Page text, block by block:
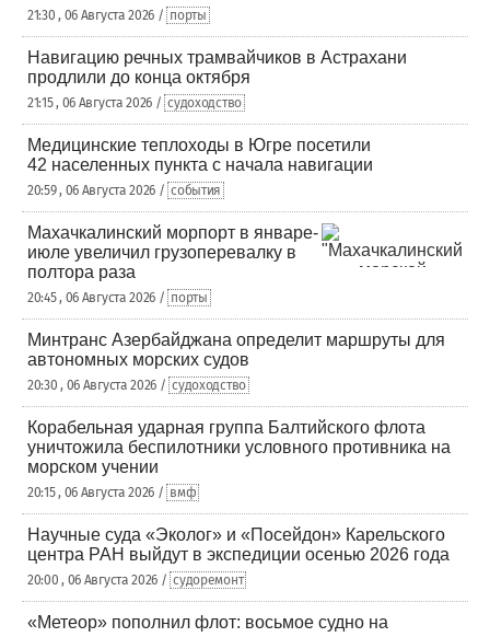
21:30 , 06 Августа 2026 / порты
Навигацию речных трамвайчиков в Астрахани
продлили до конца октября
21:15 , 06 Августа 2026 / судоходство
Медицинские теплоходы в Югре посетили
42 населенных пункта с начала навигации
20:59 , 06 Августа 2026 / события
Махачкалинский морпорт в январе-
июле увеличил грузоперевалку в
полтора раза
20:45 , 06 Августа 2026 / порты
Минтранс Азербайджана определит маршруты для
автономных морских судов
20:30 , 06 Августа 2026 / судоходство
Корабельная ударная группа Балтийского флота
уничтожила беспилотники условного противника на
морском учении
20:15 , 06 Августа 2026 / вмф
Научные суда «Эколог» и «Посейдон» Карельского
центра РАН выйдут в экспедиции осенью 2026 года
20:00 , 06 Августа 2026 / судоремонт
«Метеор» пополнил флот: восьмое судно на